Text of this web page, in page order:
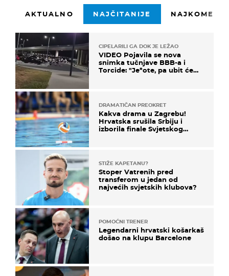
AKTUALNO NAJČITANIJE
CIPELARILI GA DOK JE LEŽAO
VIDEO Pojavila se nova
snimka tučnjave BBB-a i
Torcide: "Je*ote, pa ubit će
DRAMATIČAN PREOKRET
Kakva drama u Zagrebu!
Hrvatska srušila Srbiju i
izborila finale Svjetskog
STIŽE KAPETANU?
Stoper Vatrenih pred
transferom u jedan od
najvećih svjetskih klubova?
POMOĆNI TRENER
Legendarni hrvatski košarkaš
došao na klupu Barcelone